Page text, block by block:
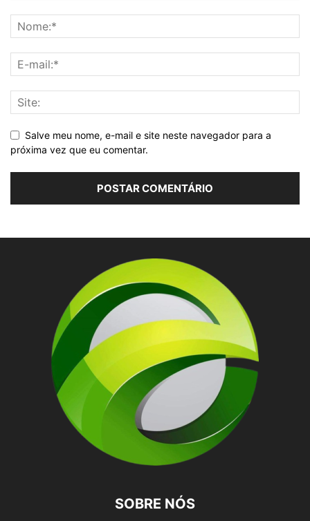
Salve meu nome, e-mail e site neste navegador para a
próxima vez que eu comentar.
SOBRE NÓS